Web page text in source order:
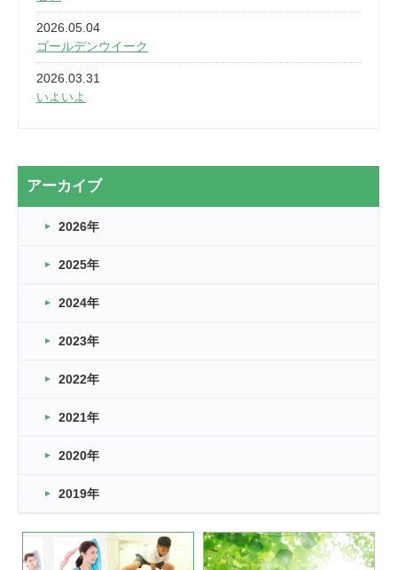
2026.05.04
ゴールデンウイーク
2026.03.31
いよいよ
2026.03.20
なぎなた
2026.03.16
車いすバスケとRくんのお話
卒業・卒園の季節★
2026.03.11
緑ケ丘体育館
2022.11.03
緑ケ丘体育館
いたっぼーる大会☆彡
緑ケ丘体育館
アーカイブ
2026年
2025年
2024年
2023年
2022年
2021年
2020年
2019年